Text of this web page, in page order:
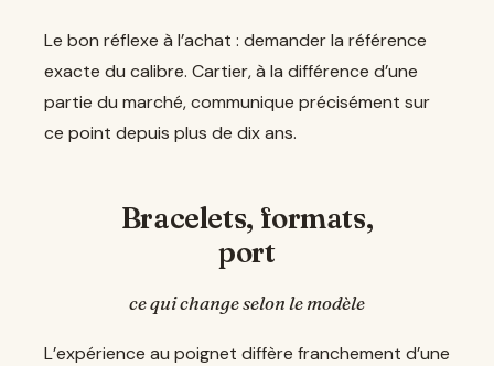
Le bon réflexe à l’achat : demander la référence
exacte du calibre. Cartier, à la différence d’une
partie du marché, communique précisément sur
ce point depuis plus de dix ans.
Bracelets, formats,
port
ce qui change selon le modèle
L’expérience au poignet diffère franchement d’une